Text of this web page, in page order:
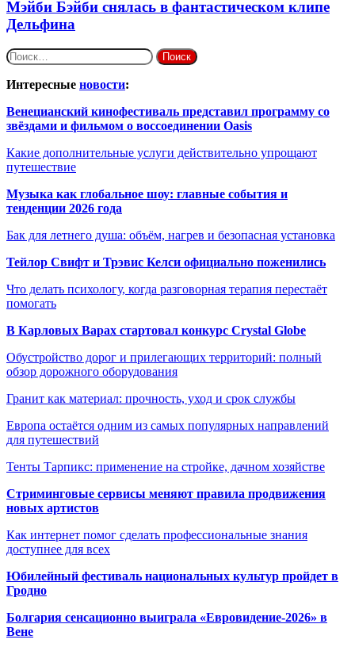
Мэйби Бэйби снялась в фантастическом клипе
Дельфина
Найти:
Интересные новости:
Венецианский кинофестиваль представил программу со
звёздами и фильмом о воссоединении Oasis
Какие дополнительные услуги действительно упрощают
путешествие
Музыка как глобальное шоу: главные события и
тенденции 2026 года
Бак для летнего душа: объём, нагрев и безопасная установка
Тейлор Свифт и Трэвис Келси официально поженились
Что делать психологу, когда разговорная терапия перестаёт
помогать
В Карловых Варах стартовал конкурс Crystal Globe
Обустройство дорог и прилегающих территорий: полный
обзор дорожного оборудования
Гранит как материал: прочность, уход и срок службы
Европа остаётся одним из самых популярных направлений
для путешествий
Тенты Тарпикс: применение на стройке, дачном хозяйстве
Стриминговые сервисы меняют правила продвижения
новых артистов
Как интернет помог сделать профессиональные знания
доступнее для всех
Юбилейный фестиваль национальных культур пройдет в
Гродно
Болгария сенсационно выиграла «Евровидение-2026» в
Вене